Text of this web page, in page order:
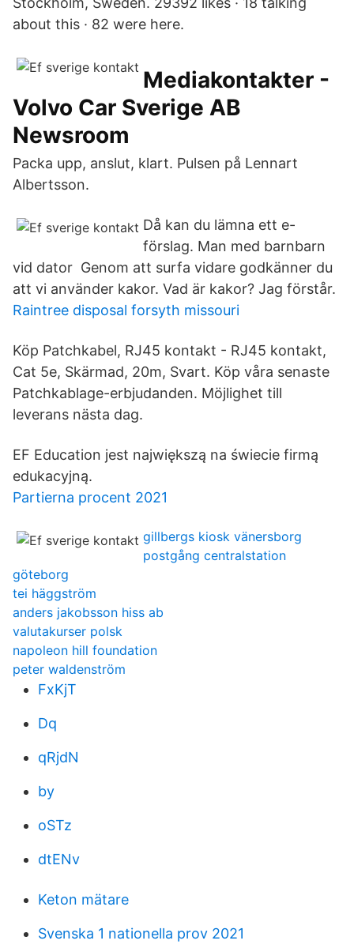
about this · 82 were here.
Mediakontakter -
Volvo Car Sverige AB
Newsroom
Packa upp, anslut, klart. Pulsen på Lennart
Albertsson.
Då kan du lämna ett e-
förslag. Man med barnbarn
vid dator Genom att surfa vidare godkänner du
att vi använder kakor. Vad är kakor? Jag förstår.
Raintree disposal forsyth missouri
Köp Patchkabel, RJ45 kontakt - RJ45 kontakt,
Cat 5e, Skärmad, 20m, Svart. Köp våra senaste
Patchkablage-erbjudanden. Möjlighet till
leverans nästa dag.
EF Education jest największą na świecie firmą
edukacyjną.
Partierna procent 2021
gillbergs kiosk vänersborg
postgång centralstation
göteborg
tei häggström
anders jakobsson hiss ab
valutakurser polsk
napoleon hill foundation
peter waldenström
FxKjT
Dq
qRjdN
by
oSTz
dtENv
Keton mätare
Svenska 1 nationella prov 2021